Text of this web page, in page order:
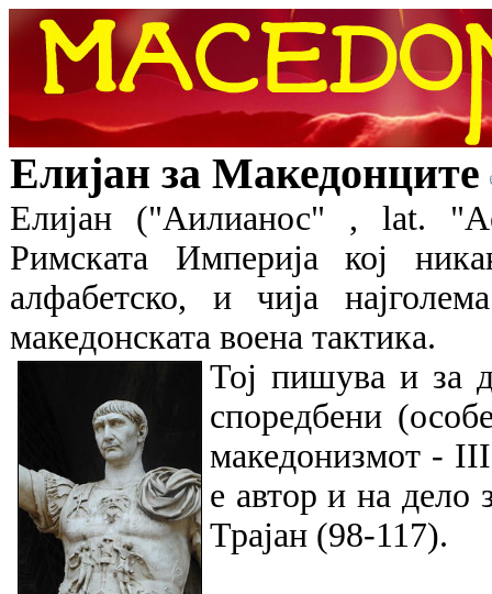
Елијан за Македонците
Елијан ("Аилианос" , lat.
Римската Империја кој
алфабетско, и чија
македонската воена тактика.
Тој пишува и за
споредбени
македонизмот -
е автор и на дело
Трајан (98-117).